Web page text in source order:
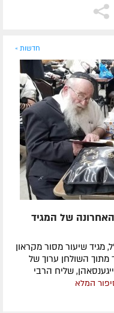
חדשות »
של המגיד
מגיד שיעור מסור מקראון
מתוך השולחן ערוך של
שליח הרבי
המלא